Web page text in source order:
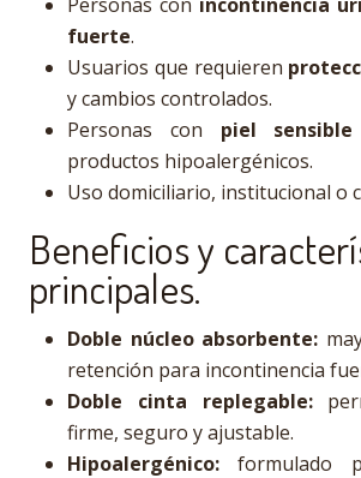
fuerte.
Usuarios que requieren
y cambios controlados.
Personas con piel sensible
productos hipoalergénicos.
Uso domiciliario, institucional o
Beneficios y
principales.
Doble núcleo absorbente:
retención para incontinencia
Doble cinta replegable:
firme, seguro y ajustable.
Hipoalergénico: formulado